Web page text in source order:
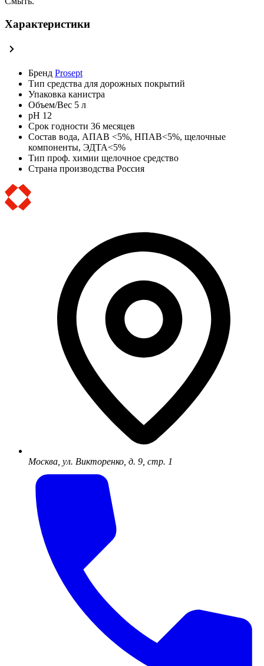
Характеристики
Бренд Prosept
Тип средства для дорожных покрытий
Упаковка канистра
Объем/Вес 5 л
pH 12
Срок годности 36 месяцев
Состав вода, АПАВ <5%, НПАВ<5%, щелочные
компоненты, ЭДТА<5%
Тип проф. химии щелочное средство
Страна производства Россия
Москва, ул. Викторенко, д. 9, стр. 1